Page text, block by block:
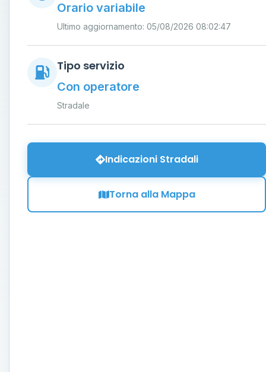
Orario variabile
Ultimo aggiornamento: 05/08/2026 08:02:47
Tipo servizio
Con operatore
Stradale
Indicazioni Stradali
Torna alla Mappa